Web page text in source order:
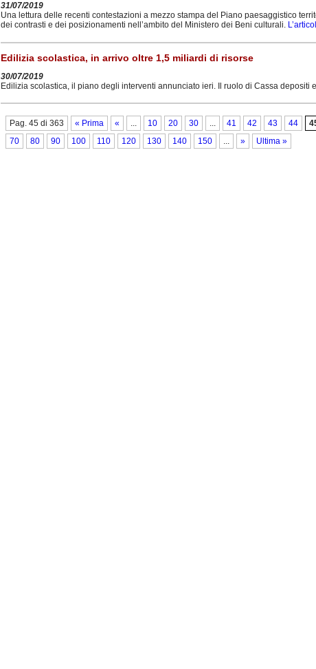
31/07/2019
Una lettura delle recenti contestazioni a mezzo stampa del Piano paesaggistico
dei contrasti e dei posizionamenti nell’ambito del Ministero dei Beni culturali.
Edilizia scolastica, in arrivo oltre 1,5 miliardi di risorse
30/07/2019
Edilizia scolastica, il piano degli interventi annunciato ieri. Il ruolo di Cassa depositi e
Pag. 45 di 363 « Prima « ... 10 20 30 ... 41 42 43 44
70
80 90 100 110 120 130 140 150 ... » Ultima »